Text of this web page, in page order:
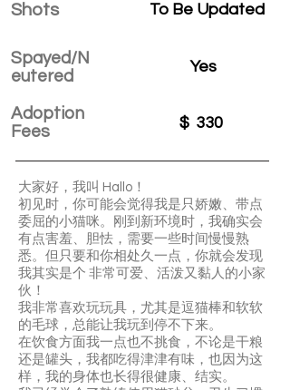
Shots
Spayed/N
eutered
Adoption
Fees
To Be Updated
Yes
$ 330
大家好，我叫 Hallo！
初见时，你可能会觉得我是只娇嫩、带点
委屈的小猫咪。刚到新环境时，我确实会
有点害羞、胆怯，需要一些时间慢慢熟
悉。但只要和你相处久一点，你就会发现
我其实是个 非常可爱、活泼又黏人的小家
伙！
我非常喜欢玩玩具，尤其是逗猫棒和软软
的毛球，总能让我玩到停不下来。
在饮食方面我一点也不挑食，不论是干粮
还是罐头，我都吃得津津有味，也因为这
样，我的身体也长得很健康、结实。